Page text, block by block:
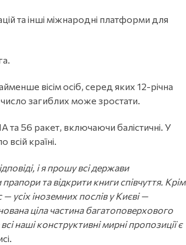
та інші міжнародні платформи для
вісім осіб, серед яких 12-річна
загиблих може зростати.
56 ракет, включаючи балістичні. У
країні.
і я прошу всі держави
та відкрити книги співчуття. Крім
усіх іноземних послів у Києві —
ціла частина багатоповерхового
наші конструктивні мирні пропозиції є